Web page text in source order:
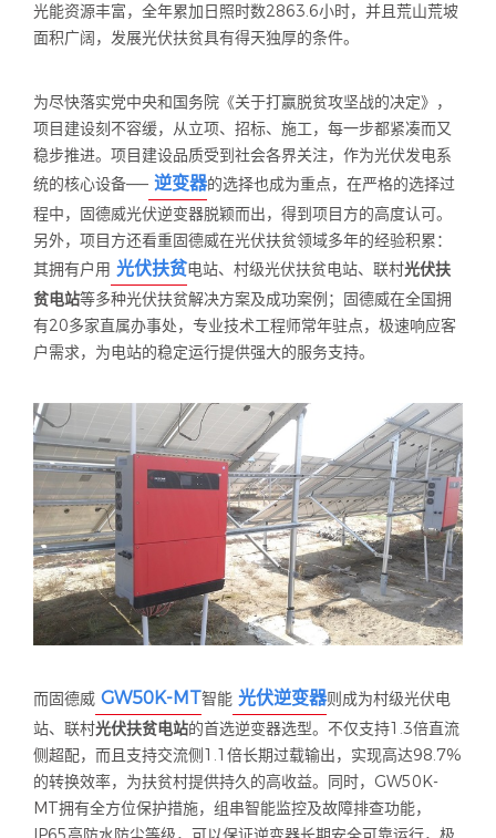
光能资源丰富，全年累加日照时数2863.6小时，并且荒山荒坡
面积广阔，发展光伏扶贫具有得天独厚的条件。
为尽快落实党中央和国务院《关于打赢脱贫攻坚战的决定》，
项目建设刻不容缓，从立项、招标、施工，每一步都紧凑而又
稳步推进。项目建设品质受到社会各界关注，作为光伏发电系
统的核心设备—— 逆变器的选择也成为重点，在严格的选择过
程中，固德威光伏逆变器脱颖而出，得到项目方的高度认可。
另外，项目方还看重固德威在光伏扶贫领域多年的经验积累：
其拥有户用 光伏扶贫电站、村级光伏扶贫电站、联村光伏扶
贫电站等多种光伏扶贫解决方案及成功案例；固德威在全国拥
有20多家直属办事处，专业技术工程师常年驻点，极速响应客
户需求，为电站的稳定运行提供强大的服务支持。
而固德威 GW50K-MT智能 光伏逆变器则成为村级光伏电
站、联村光伏扶贫电站的首选逆变器选型。不仅支持1.3倍直流
侧超配，而且支持交流侧1.1 倍长期过载输出，实现高达98.7%
的转换效率，为扶贫村提供持久的高收益。同时， GW50K-
MT拥有全方位保护措施，组串智能监控及故障排查功能，